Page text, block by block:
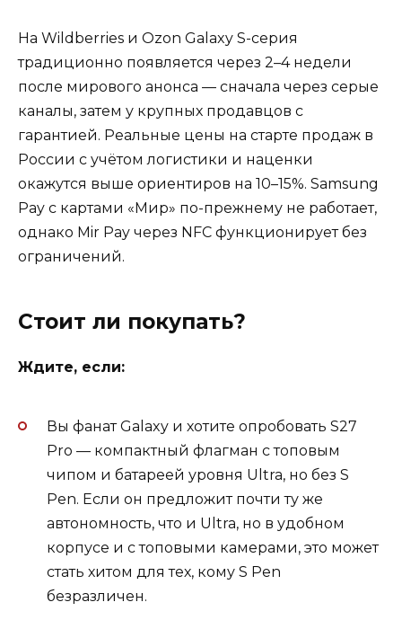
На Wildberries и Ozon Galaxy S-серия
традиционно появляется через 2–4 недели
после мирового анонса — сначала через серые
каналы, затем у крупных продавцов с
гарантией. Реальные цены на старте продаж в
России с учётом логистики и наценки
окажутся выше ориентиров на 10–15%. Samsung
Pay с картами «Мир» по-прежнему не работает,
однако Mir Pay через NFC функционирует без
ограничений.
Стоит ли покупать?
Ждите, если:
Вы фанат Galaxy и хотите опробовать S27
Pro — компактный флагман с топовым
чипом и батареей уровня Ultra, но без S
Pen. Если он предложит почти ту же
автономность, что и Ultra, но в удобном
корпусе и с топовыми камерами, это может
стать хитом для тех, кому S Pen
безразличен.